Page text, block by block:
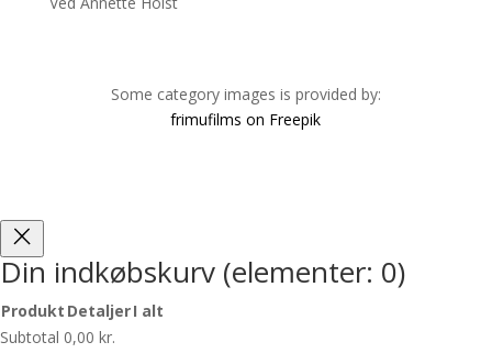
Some category images is provided by:
frimufilms on Freepik
Din indkøbskurv (elementer: 0)
Produkter
Produkt DetaljerI alt
Subtotal 0,00 kr.